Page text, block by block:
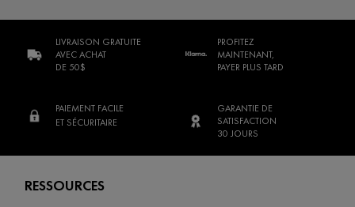
LIVRAISON GRATUITE
AVEC ACHAT
DE 50$
PROFITEZ
MAINTENANT,
PAYER PLUS TARD
PAIEMENT FACILE
ET SÉCURITAIRE
GARANTIE DE
SATISFACTION
30 JOURS
RESSOURCES